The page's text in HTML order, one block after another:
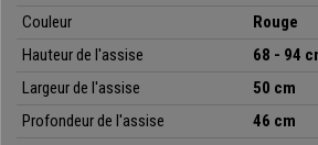
s'agit d'un système qui permet de mettre
maintenant l'angle fixe par rapport à l'assise.
meilleure liberté de mouvements.
Couleur
Rouge
Hauteur de l'assise
68 - 94
Largeur de l'assise
50 cm
Profondeur de l'assise
46 cm